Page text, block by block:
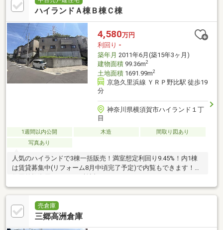
ハイランドＡ棟Ｂ棟Ｃ棟
4,580万円
利回り -
築年月 2011年6月(築15年3ヶ月)
建物面積99.36m2
土地面積1691.99m2
京急久里浜線 ＹＲＰ野比駅 徒歩19
分
神奈川県横須賀市ハイランド１丁
目
1週間以内公開 木造
間取り図あり
写真あり
人気のハイランドで3棟一括販売！満室想定利回り9.45%！内1棟
は賃貸募集中(リフォーム8月中頃完了予定)で内覧もできます！居
売倉庫
三郷高洲倉庫